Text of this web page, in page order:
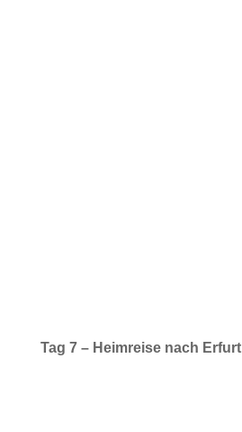
Tag 7 – Heimreise nach Erfurt